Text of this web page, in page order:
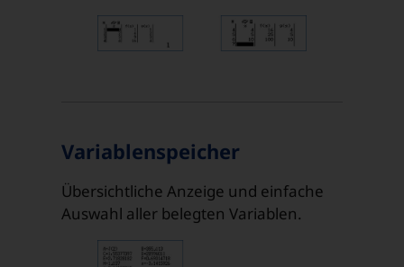
Variablenspeicher
Übersichtliche Anzeige und einfache
Auswahl aller belegten Variablen.